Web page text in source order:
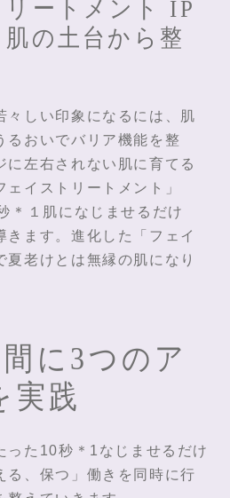
ートメント IP
の土台から整
々しい印象になるには、肌
るおいでバリア機能を整
に左右されない肌に育てる
イストリートメント」
＊１肌になじませるだけ
きます。進化した「フェイ
夏老けとは無縁の肌になり
に3つのア
実践
った10秒＊1なじませるだけ
る、保つ」働きを同時に行